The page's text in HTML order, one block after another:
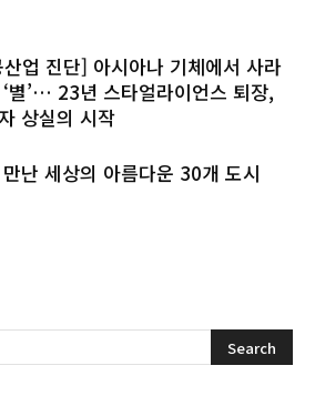
업 진단] 아시아나 기체에서 사라
별’… 23년 스타얼라이언스 퇴장,
상실의 시작
난 세상의 아름다운 30개 도시